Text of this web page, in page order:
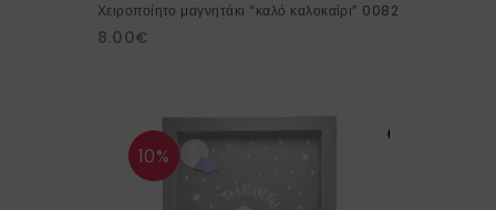
Χειροποίητο μαγνητάκι “καλό καλοκαίρι” 0082
8.00€
10%